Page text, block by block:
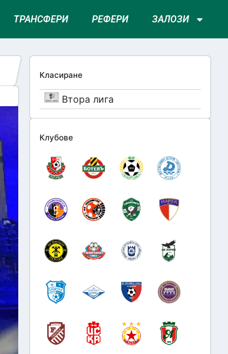
ТРАНСФЕРИ РЕФЕРИ ЗАЛОЗИ
Класиране
Втора лига
Клубове